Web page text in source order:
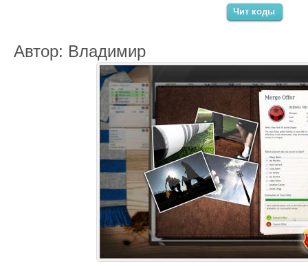
Чит коды
Автор: Владимир